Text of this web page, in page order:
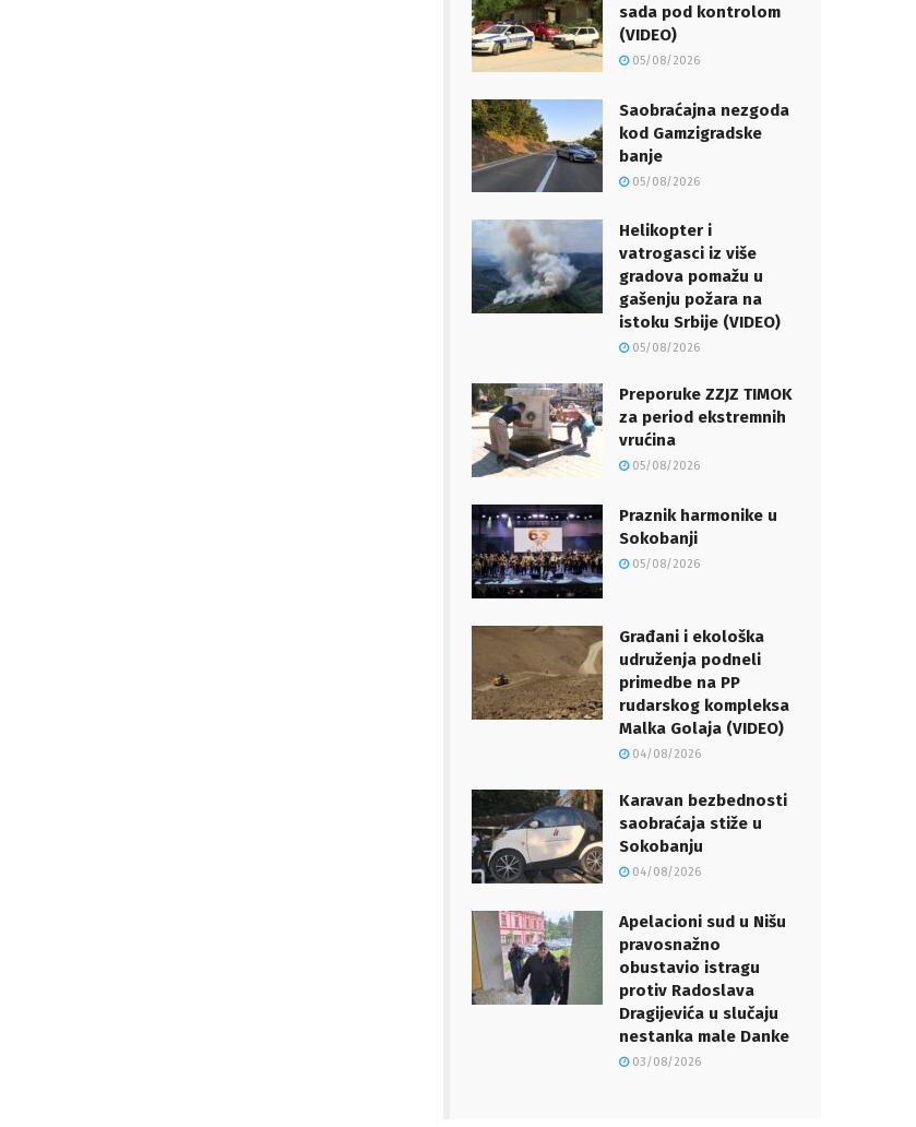
sada pod kontrolom
(VIDEO)
05/08/2026
Saobraćajna nezgoda
kod Gamzigradske
banje
05/08/2026
Helikopter i
vatrogasci iz više
gradova pomažu u
gašenju požara na
istoku Srbije (VIDEO)
05/08/2026
Preporuke ZZJZ TIMOK
za period ekstremnih
vrućina
05/08/2026
Praznik harmonike u
Sokobanji
05/08/2026
Građani i ekološka
udruženja podneli
primedbe na PP
rudarskog kompleksa
Malka Golaja (VIDEO)
04/08/2026
Karavan bezbednosti
saobraćaja stiže u
Sokobanju
04/08/2026
Apelacioni sud u Nišu
pravosnažno
obustavio istragu
protiv Radoslava
Dragijevića u slučaju
nestanka male Danke
03/08/2026